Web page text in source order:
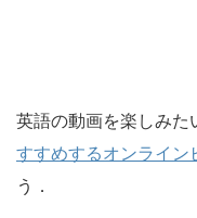
英語の動画を楽しみた
すすめするオンライン
う．